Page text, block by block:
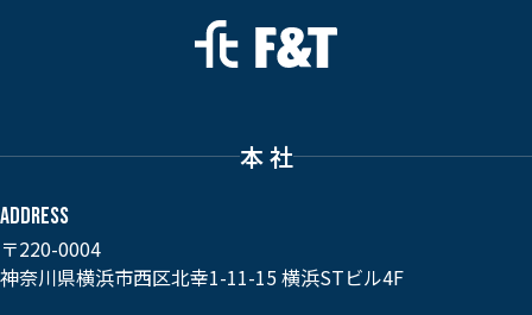
本 社
ADDRESS
〒220-0004
神奈川県横浜市西区北幸1-11-15 横浜STビル4F